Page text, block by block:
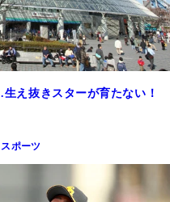
え抜きスターが育たない！
スポーツ